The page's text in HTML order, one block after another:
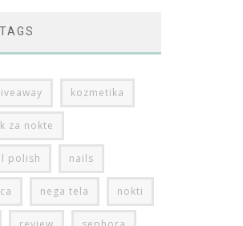
TAGS
kozmetika
za nokte
polish nails
nega tela nokti